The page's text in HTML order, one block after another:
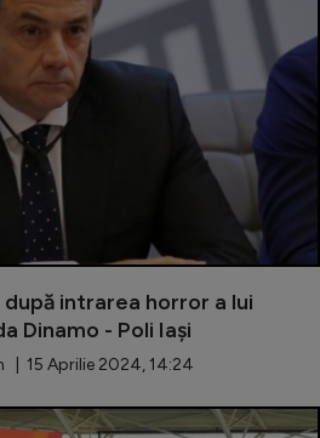
intrarea horror a lui
Dinamo - Poli Iași
| 15 Aprilie 2024, 14:24